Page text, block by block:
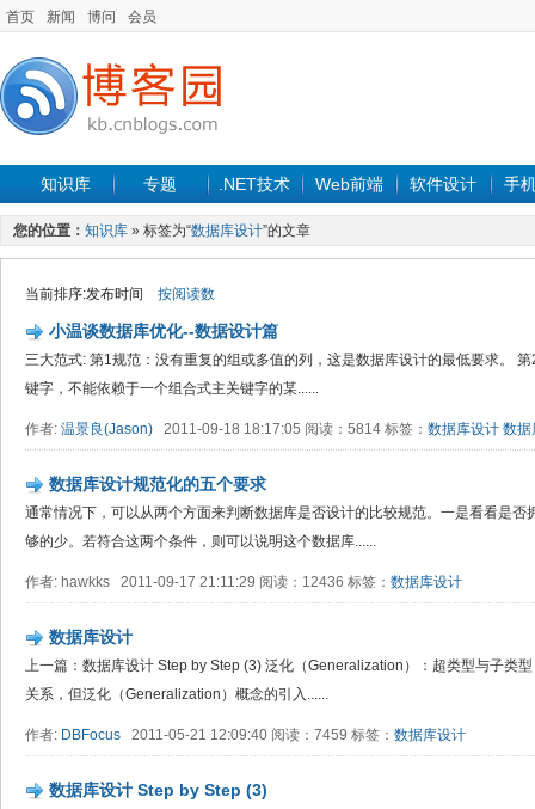
首页 新闻 博问 会员
知识库 专题 .NET技术 Web前端 软件设计 手
您的位置： 知识库 » 标签为“数据库设计”的文章
当前排序:发布时间 按阅读数
小温谈数据库优化--数据设计篇
三大范式: 第1规范：没有重复的组或多值的列，这是数据库设计的最低要求。
键字，不能依赖于一个组合式主关键字的某......
作者: 温景良(Jason) 2011-09-18 18:17:05 阅读：5814 标签： 数据库设计 数据
数据库设计规范化的五个要求
通常情况下，可以从两个方面来判断数据库是否设计的比较规范。一是看看是
够的少。若符合这两个条件，则可以说明这个数据库......
作者: hawkks 2011-09-17 21:11:29 阅读：12436 标签： 数据库设计
数据库设计
上一篇：数据库设计 Step by Step (3) 泛化（Generalization）：超类型与子类
关系，但泛化（Generalization）概念的引入......
作者: DBFocus 2011-05-21 12:09:40 阅读：7459 标签： 数据库设计
数据库设计 Step by Step (3)